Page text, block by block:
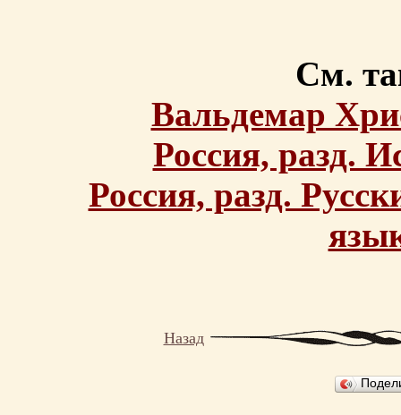
См.
Вальдемар
Россия, разд.
Россия, разд.
Назад